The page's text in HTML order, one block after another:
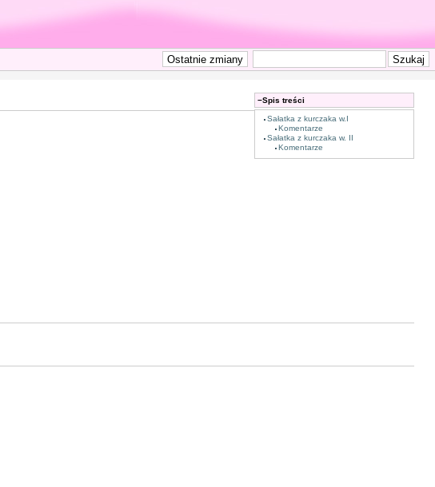
−Spis treści
Sałatka z kurczaka w.I
Komentarze
Sałatka z kurczaka w. II
Komentarze